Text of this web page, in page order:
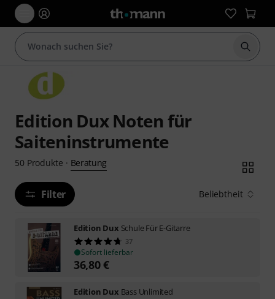
Suche
Edition Dux Noten für
Saiteninstrumente
50 Produkte · Beratung
Filter Beliebtheit
Edition Dux Schule Für E-Gitarre
37
Sofort lieferbar
36,80€
Edition Dux Bass Unlimited